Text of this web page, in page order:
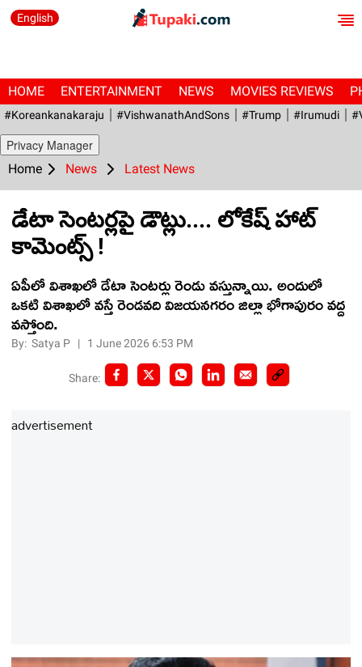
English
HOME ENTERTAINMENT NEWS MOVIES REVIEWS
#Koreankanakaraju #VishwanathAndSons #Trump #irumudi
Privacy Manager
Home News Latest News
డేటా సెంటర్లపై డౌట్లు.... లోకేష్ హాట్
కామెంట్స్ !
ఏపీలో విశాఖలో డేటా సెంటర్లు రెండు వస్తున్నాయి. అందులో
ఒకటి విశాఖలో వస్తే రెండవది విజయనగరం జిల్లా భోగాపురం వద్ద
వస్తోంది.
By:Satya P | 1 June 2026 6:53 PM
Share:
advertisement